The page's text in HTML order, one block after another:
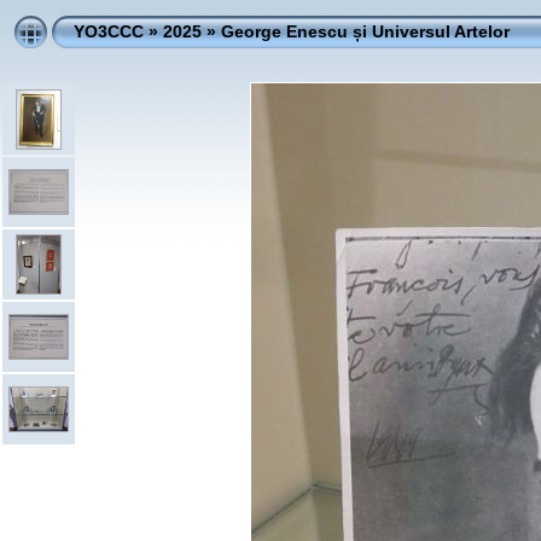
YO3CCC»2025»George Enescu și Universul Artelor